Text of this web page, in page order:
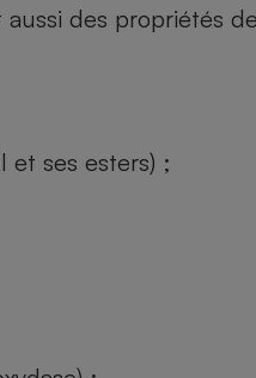
des propriétés
et ses esters) ;
Antivirus